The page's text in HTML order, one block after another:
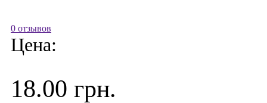
0 отзывов
Цена:
18.00 грн.